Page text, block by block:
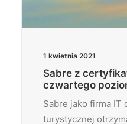
1 kwietnia 2021
Sabre z
czwartego
Sabre jako firma IT
turystycznej